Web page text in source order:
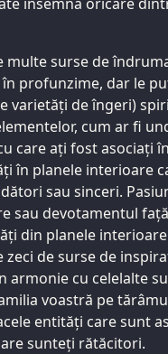
multe surse de
profunzime, dar le
varietăți de îngeri)
cum ar fi
care ați fost asociați
în planele interioare
sau sinceri.
sau devotamentul
din planele
zeci de surse de
armonie cu celelalte
voastră pe
entități care sunt
sunteți rătăcitori.